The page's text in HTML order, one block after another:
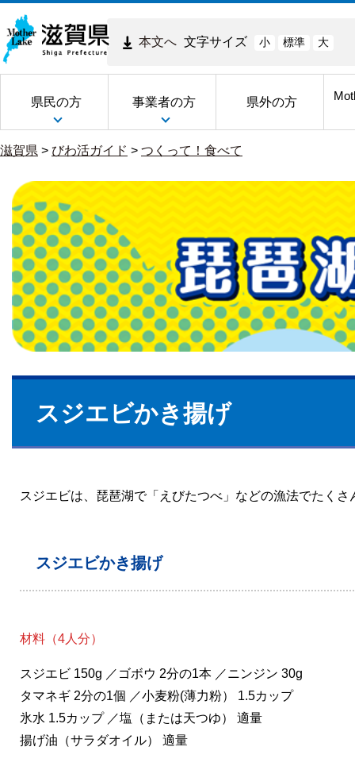
本文へ 文字サイズ 小 標準 大
県民の方 事業者の方 県外の方
滋賀県 > びわ活ガイド > つくって！食べて
スジエビかき揚げ
スジエビは、琵琶湖で「えびたつべ」などの漁法でたくさ
スジエビかき揚げ
材料（4人分）
スジエビ 150g ／ゴボウ 2分の1本 ／ニンジン 30g
タマネギ 2分の1個 ／小麦粉(薄力粉） 1.5カップ
氷水 1.5カップ ／塩（または天つゆ） 適量
揚げ油（サラダオイル） 適量